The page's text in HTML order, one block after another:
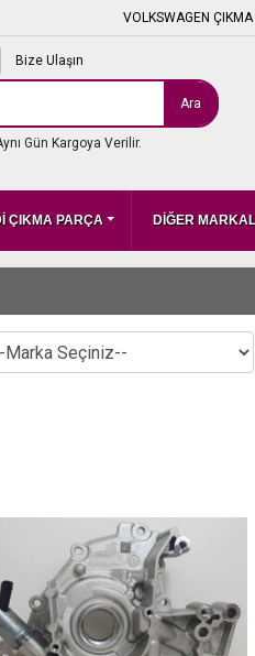
VOLKSWAGEN
Bize Ulaşın
Ara
Gün Kargoya Verilir.
ÇIKMA PARÇA DİĞER